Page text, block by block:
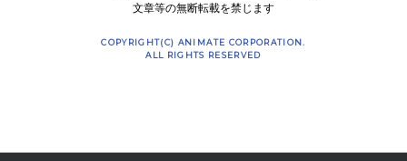
文章等の無断転載を禁じます
COPYRIGHT(C) ANIMATE CORPORATION.
ALL RIGHTS RESERVED